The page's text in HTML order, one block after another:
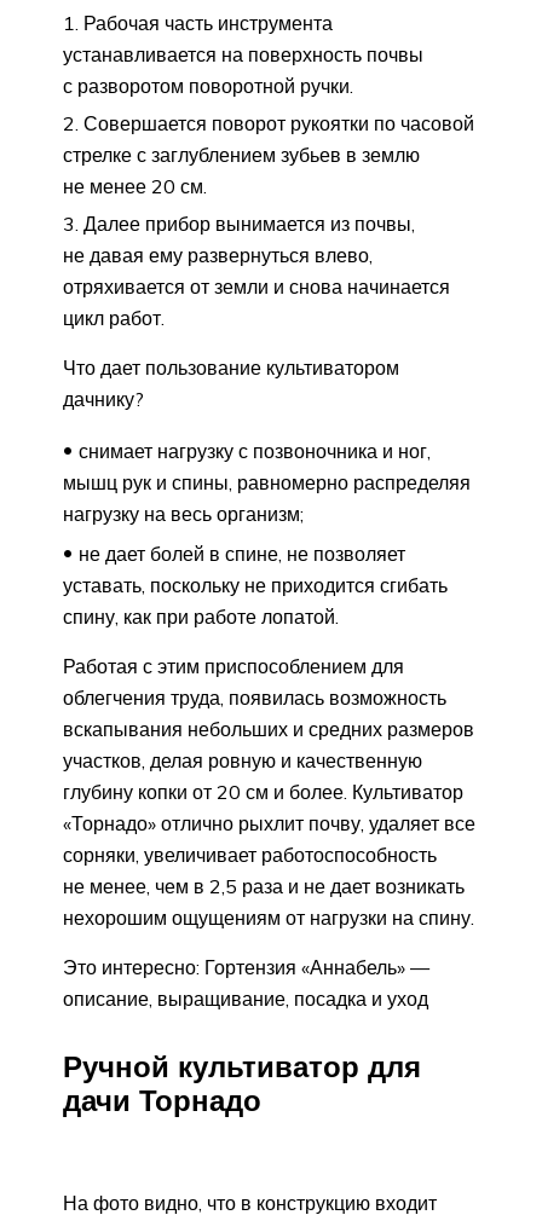
Рабочая часть инструмента
устанавливается на поверхность почвы
с разворотом поворотной ручки.
Совершается поворот рукоятки по часовой
стрелке с заглублением зубьев в землю
не менее 20 см.
Далее прибор вынимается из почвы,
не давая ему развернуться влево,
отряхивается от земли и снова начинается
цикл работ.
Что дает пользование культиватором
дачнику?
снимает нагрузку с позвоночника и ног,
мышц рук и спины, равномерно распределяя
нагрузку на весь организм;
не дает болей в спине, не позволяет
уставать, поскольку не приходится сгибать
спину, как при работе лопатой.
Работая с этим приспособлением для
облегчения труда, появилась возможность
вскапывания небольших и средних размеров
участков, делая ровную и качественную
глубину копки от 20 см и более. Культиватор
«Торнадо» отлично рыхлит почву, удаляет все
сорняки, увеличивает работоспособность
не менее, чем в 2,5 раза и не дает возникать
нехорошим ощущениям от нагрузки на спину.
Это интересно: Гортензия «Аннабель» —
описание, выращивание, посадка и уход
Ручной культиватор для
дачи Торнадо
На фото видно, что в конструкцию входит